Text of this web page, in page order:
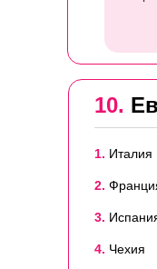
10.
1. Италия
2.
3.
4. Чехия